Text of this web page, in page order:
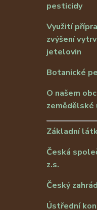
pesticidy
Využití
zvýšení
jetelovin
Botanické
O našem
zemědělské
Základní
Česká
z.s.
Český
Ústřední